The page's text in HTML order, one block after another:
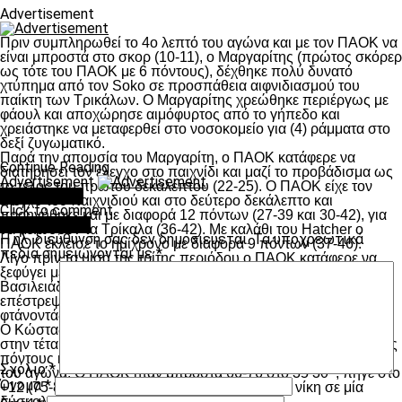
Advertisement
Πριν συμπληρωθεί το 4ο λεπτό του αγώνα και με τον ΠΑΟΚ να
είναι μπροστά στο σκορ (10-11), ο Μαργαρίτης (πρώτος σκόρερ
ως τότε του ΠΑΟΚ με 6 πόντους), δέχθηκε πολύ δυνατό
χτύπημα από τον Soko σε προσπάθεια αιφνιδιασμού του
παίκτη των Τρικάλων. Ο Μαργαρίτης χρεώθηκε περιέργως με
φάουλ και αποχώρησε αιμόφυρτος από το γήπεδο και
χρειάστηκε να μεταφερθεί στο νοσοκομείο για (4) ράμματα στο
δεξί ζυγωματικό.
Παρά την απουσία του Μαργαρίτη, ο ΠΑΟΚ κατάφερε να
διατηρήσει τον έλεγχο στο παιχνίδι και μαζί το προβάδισμα ως
το τέλος του πρώτου δεκαλέπτου (22-25). Ο ΠΑΟΚ είχε τον
έλεγχο του παιχνιδιού και στο δεύτερο δεκάλεπτο και
προηγήθηκε και με διαφορά 12 πόντων (27-39 και 30-42), για
να μειώσουν τα Τρίκαλα (36-42). Με καλάθι του Hatcher ο
ΠΑΟΚ έκλεισε το ημίχρονο με διαφορά 9 πόντων (37-46).
Λίγο πριν τα μισά της τρίτης περιόδου ο ΠΑΟΚ κατάφερε να
ξεφύγει με διαφορά 17 πόντων (41-58) με τρίποντο του
Βασιλειάδη, αλλά οι γηπεδούχοι δεν τα παράτησαν και
επέστρεψαν στο παιχνίδι, μειώνοντας σταδιακά τη διαφορά και
φτάνοντάς την στους 7 πόντους (57-64) στο 30ό λεπτό.
Ο Κώστας Κακαρούδης πέτυχε 8 από τους 10 πόντους του
στην τέταρτη περίοδο, ο William Hatcher πέτυχε καθοριστικούς
πόντους και ο ΠΑΟΚ διατήρησε το προβάδισμα ως το τέλος
του αγώνα. Ο ΠΑΟΚ ήταν μπροστά 66-76 στο 35’30’’, πήγε στο
+12 (75-87) με καλάθι του Hatcher και πήρε τη νίκη σε μία
Continue Reading
Advertisement
Click to comment
Η ηλ. διεύθυνση σας δεν δημοσιεύεται. Τα υποχρεωτικά
πεδία σημειώνονται με*
Σχόλιο*
Όνομα*